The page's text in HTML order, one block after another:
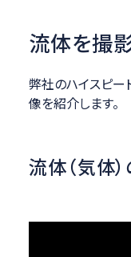
流体を撮
弊社のハイスピー
像を紹介します。
流体（気体